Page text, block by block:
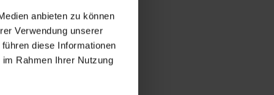
anbieten zu können
Verwendung unserer
diese Informationen
Rahmen Ihrer Nutzung